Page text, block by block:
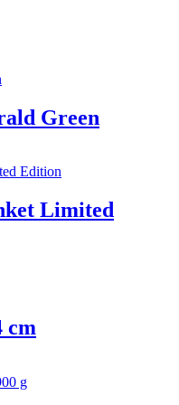
Green
Limited
cm